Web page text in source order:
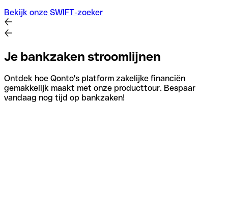
Bekijk onze SWIFT-zoeker
Je bankzaken stroomlijnen
Ontdek hoe Qonto's platform zakelijke financiën
gemakkelijk maakt met onze producttour. Bespaar
vandaag nog tijd op bankzaken!